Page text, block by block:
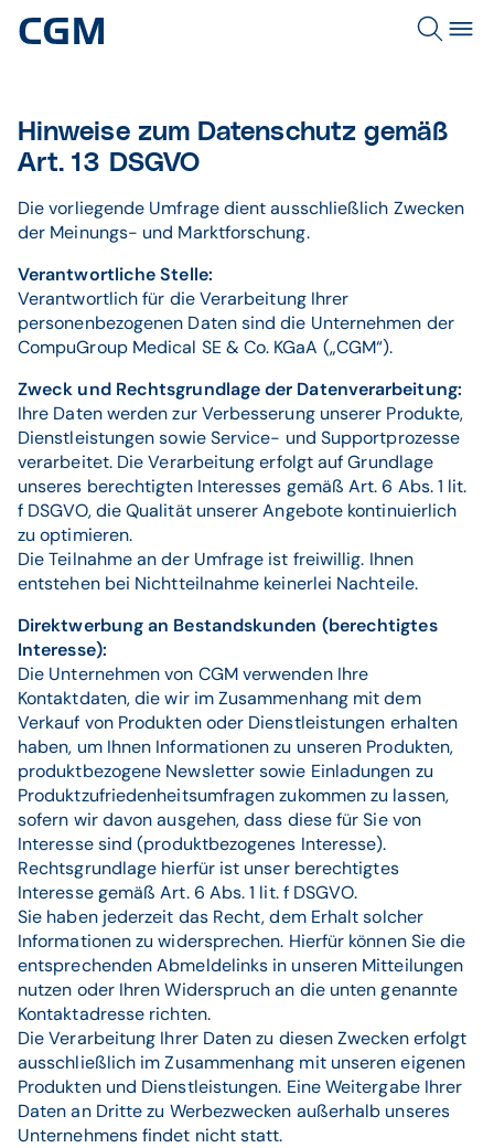
Hinweise zum Datenschutz gemäß
Art. 13 DSGVO
Die vorliegende Umfrage dient ausschließlich Zwecken
der Meinungs- und Marktforschung.
Verantwortliche Stelle:
Verantwortlich für die Verarbeitung Ihrer
personenbezogenen Daten sind die Unternehmen der
CompuGroup Medical SE & Co. KGaA („CGM“).
Zweck und Rechtsgrundlage der Datenverarbeitung:
Ihre Daten werden zur Verbesserung unserer Produkte,
Dienstleistungen sowie Service- und Supportprozesse
verarbeitet. Die Verarbeitung erfolgt auf Grundlage
unseres berechtigten Interesses gemäß Art. 6 Abs. 1 lit.
f DSGVO, die Qualität unserer Angebote kontinuierlich
zu optimieren.
Die Teilnahme an der Umfrage ist freiwillig. Ihnen
entstehen bei Nichtteilnahme keinerlei Nachteile.
Direktwerbung an Bestandskunden (berechtigtes
Interesse):
Die Unternehmen von CGM verwenden Ihre
Kontaktdaten, die wir im Zusammenhang mit dem
Verkauf von Produkten oder Dienstleistungen erhalten
haben, um Ihnen Informationen zu unseren Produkten,
produktbezogene Newsletter sowie Einladungen zu
Produktzufriedenheitsumfragen zukommen zu lassen,
sofern wir davon ausgehen, dass diese für Sie von
Interesse sind (produktbezogenes Interesse).
Rechtsgrundlage hierfür ist unser berechtigtes
Interesse gemäß Art. 6 Abs. 1 lit. f DSGVO.
Sie haben jederzeit das Recht, dem Erhalt solcher
Informationen zu widersprechen. Hierfür können Sie die
entsprechenden Abmeldelinks in unseren Mitteilungen
nutzen oder Ihren Widerspruch an die unten genannte
Kontaktadresse richten.
Die Verarbeitung Ihrer Daten zu diesen Zwecken erfolgt
ausschließlich im Zusammenhang mit unseren eigenen
Produkten und Dienstleistungen. Eine Weitergabe Ihrer
Daten an Dritte zu Werbezwecken außerhalb unseres
Unternehmens findet nicht statt.